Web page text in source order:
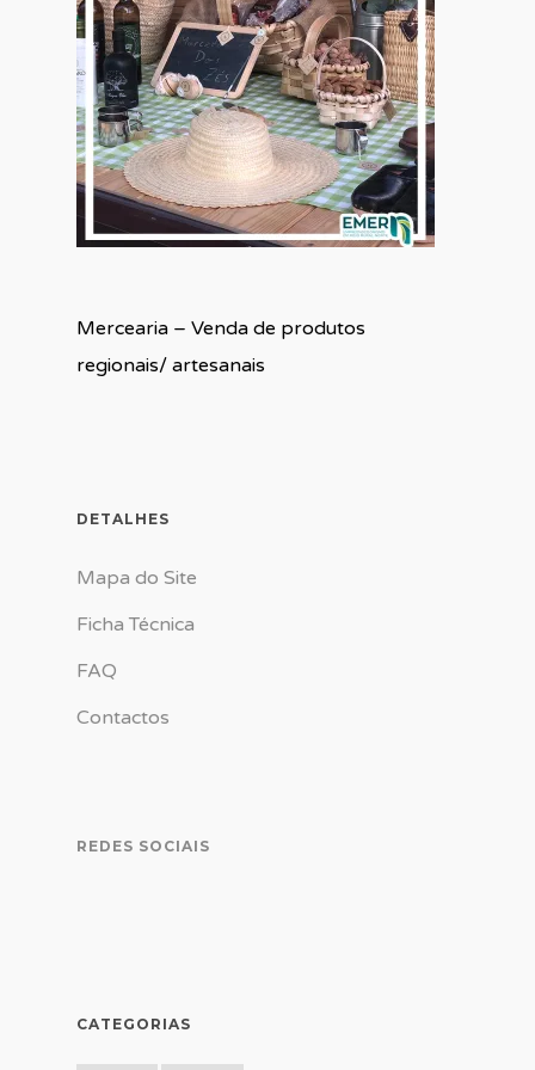
Mercearia – Venda de produtos
regionais/ artesanais
DETALHES
Mapa do Site
Ficha Técnica
FAQ
Contactos
REDES SOCIAIS
CATEGORIAS